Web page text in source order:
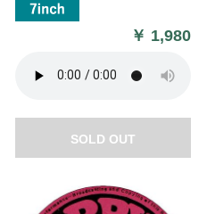
￥ 1,980
SOLD OUT